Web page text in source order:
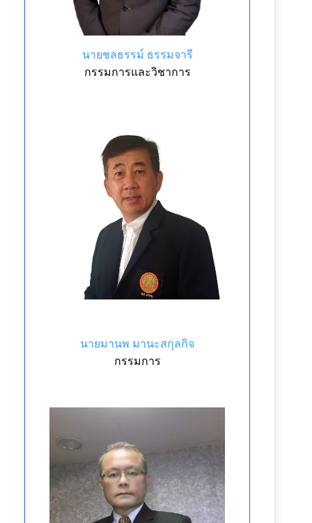
นายชลธรรม์ ธรรมจารี
กรรมการและวิชาการ
นายมานพ มานะสกุลกิจ
กรรมการ